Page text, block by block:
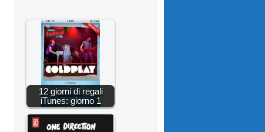
12 giorni di regali
iTunes: giorno 1